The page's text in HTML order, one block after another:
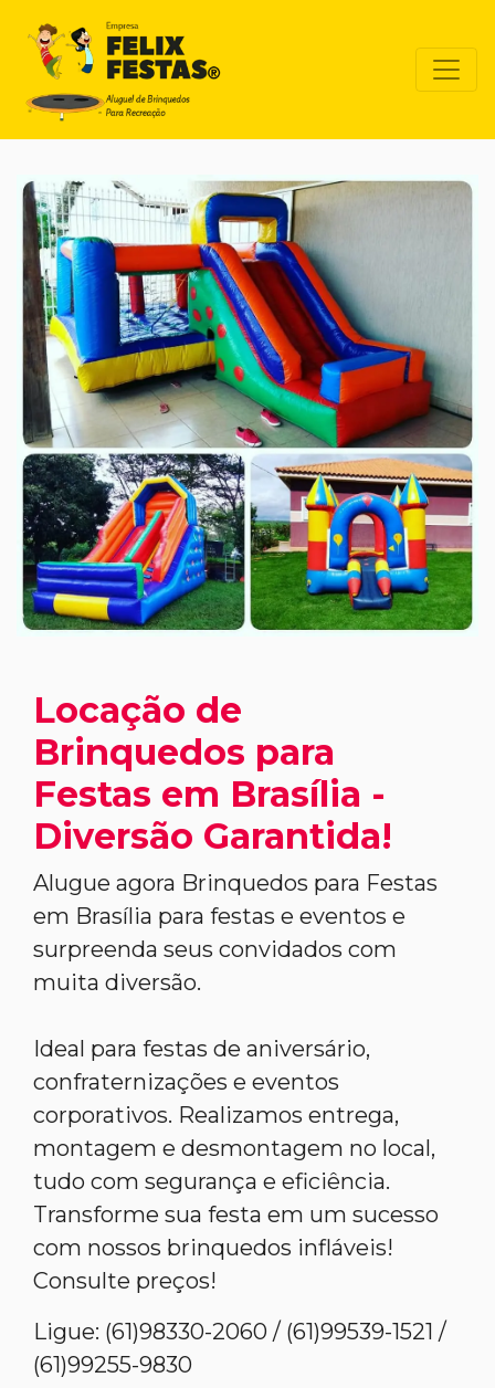
Locação de
Brinquedos para
Festas em Brasília -
Diversão Garantida!
Alugue agora Brinquedos para Festas
em Brasília para festas e eventos e
surpreenda seus convidados com
muita diversão.
Ideal para festas de aniversário,
confraternizações e eventos
corporativos. Realizamos entrega,
montagem e desmontagem no local,
tudo com segurança e eficiência.
Transforme sua festa em um sucesso
com nossos brinquedos infláveis!
Consulte preços!
Ligue: (61)98330-2060 / (61)99539-1521 /
(61)99255-9830